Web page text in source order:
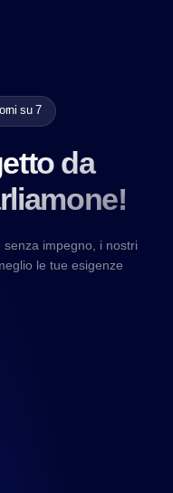
su 7
da
impegno, i nostri
le tue esigenze